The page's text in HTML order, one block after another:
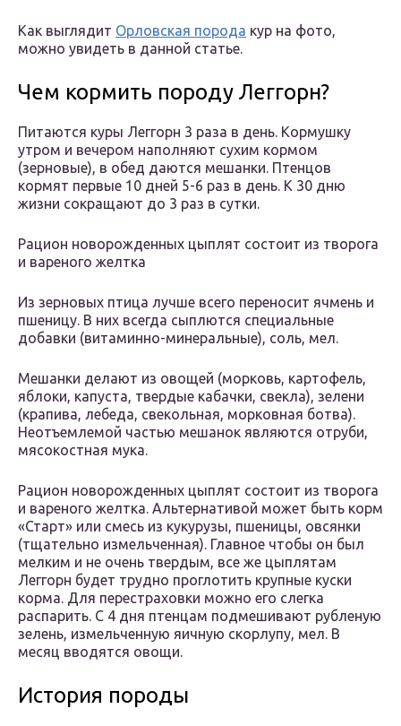
Как выглядит Орловская порода кур на фото,
можно увидеть в данной статье.
Чем кормить породу Леггорн?
Питаются куры Леггорн 3 раза в день. Кормушку
утром и вечером наполняют сухим кормом
(зерновые), в обед даются мешанки. Птенцов
кормят первые 10 дней 5-6 раз в день. К 30 дню
жизни сокращают до 3 раз в сутки.
Рацион новорожденных цыплят состоит из творога
и вареного желтка
Из зерновых птица лучше всего переносит ячмень и
пшеницу. В них всегда сыплются специальные
добавки (витаминно-минеральные), соль, мел.
Мешанки делают из овощей (морковь, картофель,
яблоки, капуста, твердые кабачки, свекла), зелени
(крапива, лебеда, свекольная, морковная ботва).
Неотъемлемой частью мешанок являются отруби,
мясокостная мука.
Рацион новорожденных цыплят состоит из творога
и вареного желтка. Альтернативой может быть корм
«Старт» или смесь из кукурузы, пшеницы, овсянки
(тщательно измельченная). Главное чтобы он был
мелким и не очень твердым, все же цыплятам
Леггорн будет трудно проглотить крупные куски
корма. Для перестраховки можно его слегка
распарить. С 4 дня птенцам подмешивают рубленую
зелень, измельченную яичную скорлупу, мел. В
месяц вводятся овощи.
История породы